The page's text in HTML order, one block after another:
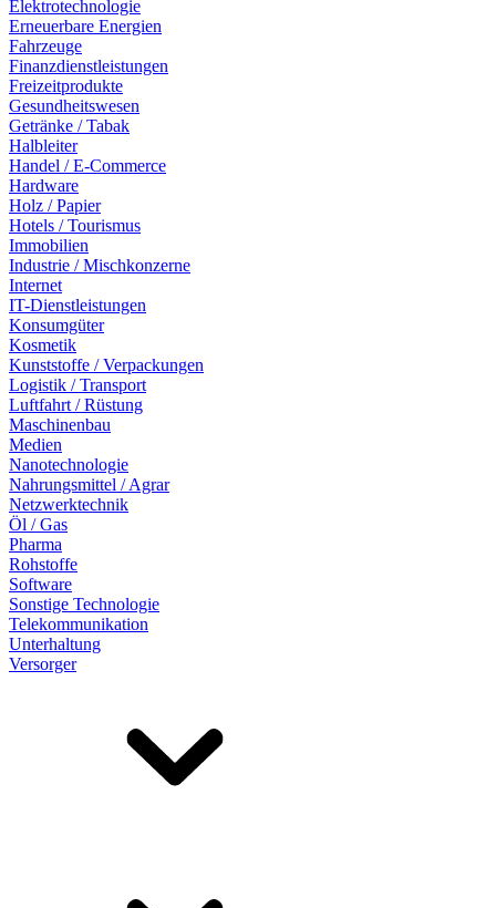
Elektrotechnologie
Erneuerbare Energien
Fahrzeuge
Finanzdienstleistungen
Freizeitprodukte
Gesundheitswesen
Getränke / Tabak
Halbleiter
Handel / E-Commerce
Hardware
Holz / Papier
Hotels / Tourismus
Immobilien
Industrie / Mischkonzerne
Internet
IT-Dienstleistungen
Konsumgüter
Kosmetik
Kunststoffe / Verpackungen
Logistik / Transport
Luftfahrt / Rüstung
Maschinenbau
Medien
Nanotechnologie
Nahrungsmittel / Agrar
Netzwerktechnik
Öl / Gas
Pharma
Rohstoffe
Software
Sonstige Technologie
Telekommunikation
Unterhaltung
Versorger